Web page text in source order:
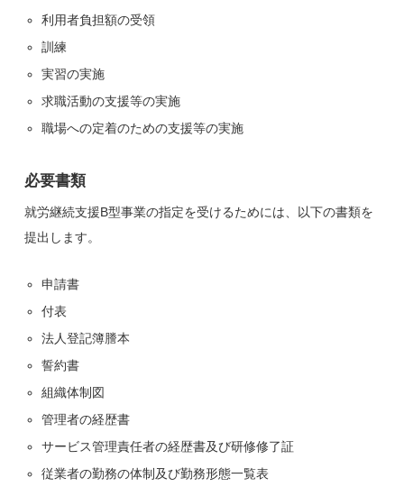
利用者負担額の受領
訓練
実習の実施
求職活動の支援等の実施
職場への定着のための支援等の実施
必要書類
就労継続支援B型事業の指定を受けるためには、以下の書類を
提出します。
申請書
付表
法人登記簿謄本
誓約書
組織体制図
管理者の経歴書
サービス管理責任者の経歴書及び研修修了証
従業者の勤務の体制及び勤務形態一覧表